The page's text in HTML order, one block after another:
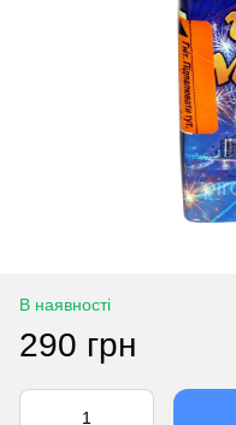
В наявності
290 грн